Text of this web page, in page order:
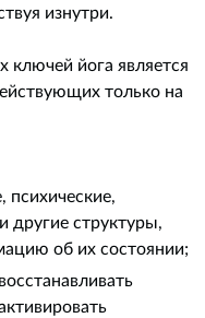
изнутри.
ключей йога является
только на
психические,
другие структуры,
об их состоянии;